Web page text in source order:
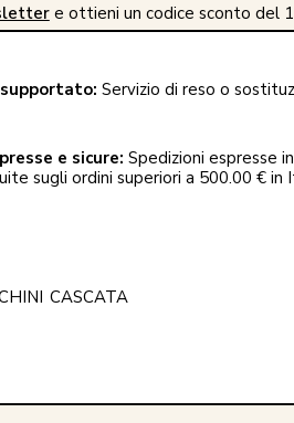
e ottieni un codice sconto del
Servizio di reso o
e sicure: Spedizioni espresse
sugli ordini superiori a 500.00 € in
CASCATA